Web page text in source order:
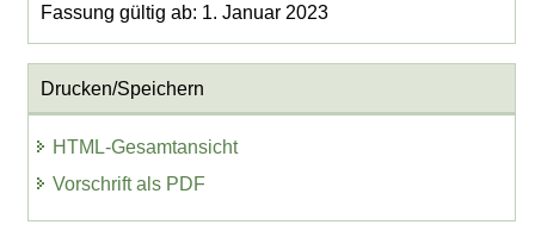
Fassung gültig ab: 1. Januar 2023
Drucken/Speichern
HTML-Gesamtansicht
Vorschrift als PDF